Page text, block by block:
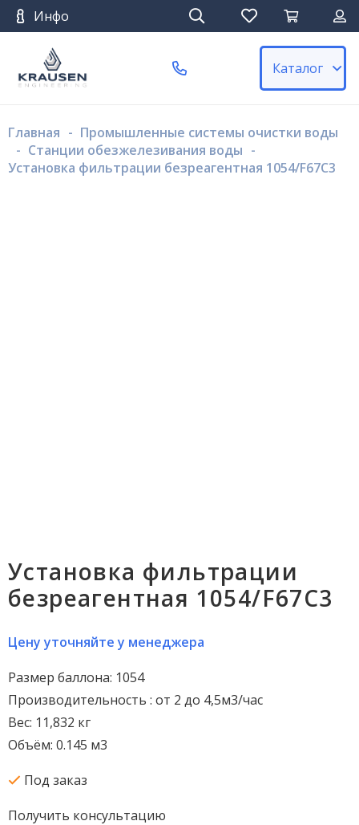
Инфо
Каталог
Главная - Промышленные системы очистки воды
- Станции обезжелезивания воды -
Установка фильтрации безреагентная 1054/F67C3
Установка фильтрации
безреагентная 1054/F67C3
Цену уточняйте у менеджера
Размер баллона: 1054
Производительность : от 2 до 4,5м3/час
Вес: 11,832 кг
Объём: 0.145 м3
Под заказ
Получить консультацию